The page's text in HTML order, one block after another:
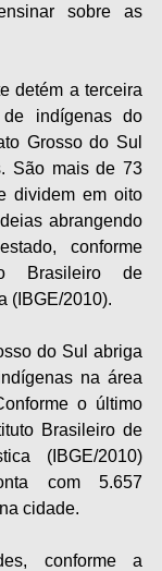
sobre as
detém a terceira
de indígenas do
Grosso do Sul
São mais de 73
dividem em oito
abrangendo
conforme
Brasileiro de
(IBGE/2010).
do Sul abriga
na área
o último
Brasileiro de
(IBGE/2010)
com 5.657
cidade.
conforme a